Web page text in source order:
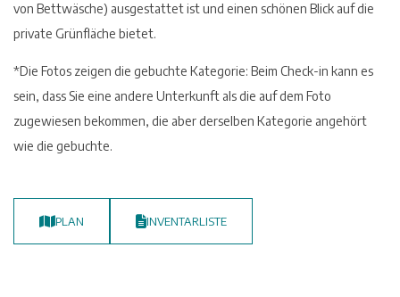
von Bettwäsche) ausgestattet ist und einen schönen Blick auf die
private Grünfläche bietet.
*Die Fotos zeigen die gebuchte Kategorie: Beim Check-in kann es
sein, dass Sie eine andere Unterkunft als die auf dem Foto
zugewiesen bekommen, die aber derselben Kategorie angehört
wie die gebuchte.
PLAN INVENTARLISTE